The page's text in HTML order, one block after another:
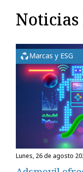
Noticias
Marcas y ESG
lunes, 26 de agosto